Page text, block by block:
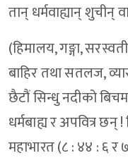
तान् धर्मवाह्यान् शुचीन्
(हिमालय, गङ्गा,
बाहिर तथा सतलज,
छैटौं सिन्धु नदीको
धर्मबाह्य र अपवित्र छन्
महाभारत (८ : ४४ : ६ र